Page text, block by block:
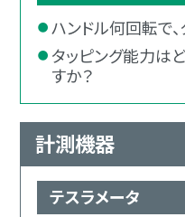
ハンドル何回転で
タッピング能力は
すか？
計測機器
テスラメータ